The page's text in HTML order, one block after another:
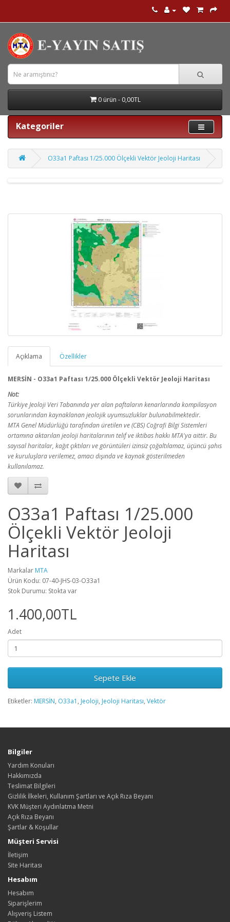
0 ürün - 0,00TL
Kategoriler
O33a1 Paftası 1/25.000 Ölçekli Vektör Jeoloji Haritası
Açıklama Özellikler
MERSİN - O33a1 Paftası 1/25.000 Ölçekli Vektör Jeoloji Haritası
Not:
Türkiye Jeoloji Veri Tabanında yer alan paftaların kenarlarında kompilasyon
sorunlarından kaynaklanan jeolojik uyumsuzluklar bulunabilmektedir.
MTA Genel Müdürlüğü tarafından üretilen ve (CBS) Coğrafi Bilgi Sistemleri
ortamına aktarılan jeoloji haritalarının telif ve iktibas hakkı MTA'ya aittir. Bu
sayısal haritalar, kağıt çıktıları ve görüntüleri izinsiz çoğaltılamaz, üçüncü şahıs
ve kuruluşlara verilemez, amacı dışında ve kaynak gösterilmeden
kullanılamaz.
O33a1 Paftası 1/25.000
Ölçekli Vektör Jeoloji
Haritası
Markalar MTA
Ürün Kodu: 07-40-JHS-03-O33a1
Stok Durumu: Stokta var
1.400,00TL
Adet
Sepete Ekle
Etiketler: MERSİN, O33a1 , Jeoloji, Jeoloji Haritası, Vektör
Bilgiler
Yardım Konuları
Hakkımızda
Teslimat Bilgileri
Gizlilik İlkeleri, Kullanım Şartları ve Açık Rıza Beyanı
KVK Müşteri Aydınlatma Metni
Açık Rıza Beyanı
Şartlar & Koşullar
Müşteri Servisi
İletişim
Site Haritası
Hesabım
Hesabım
Siparişlerim
Alışveriş Listem